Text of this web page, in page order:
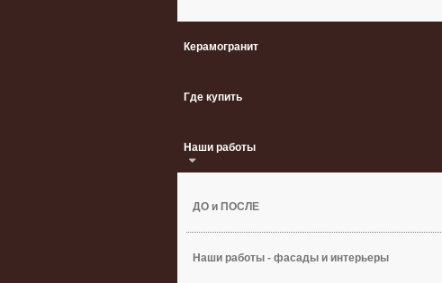
Керамогранит
Где купить
Наши работы
ДО и ПОСЛЕ
Наши работы - фасады и интерьеры